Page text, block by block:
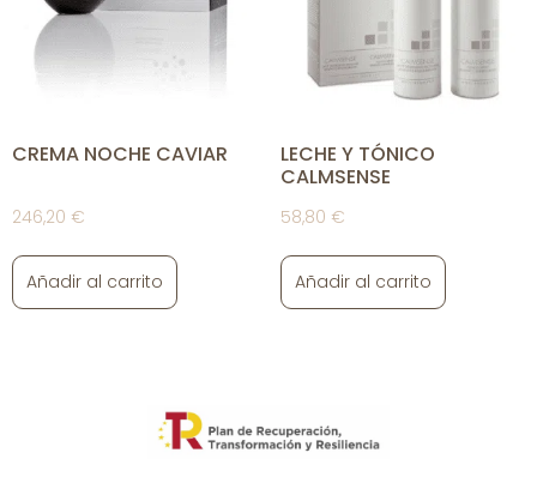
CREMA NOCHE CAVIAR
246,20 €
Añadir al carrito
LECHE Y TÓNICO
CALMSENSE
58,80 €
Añadir al carrito